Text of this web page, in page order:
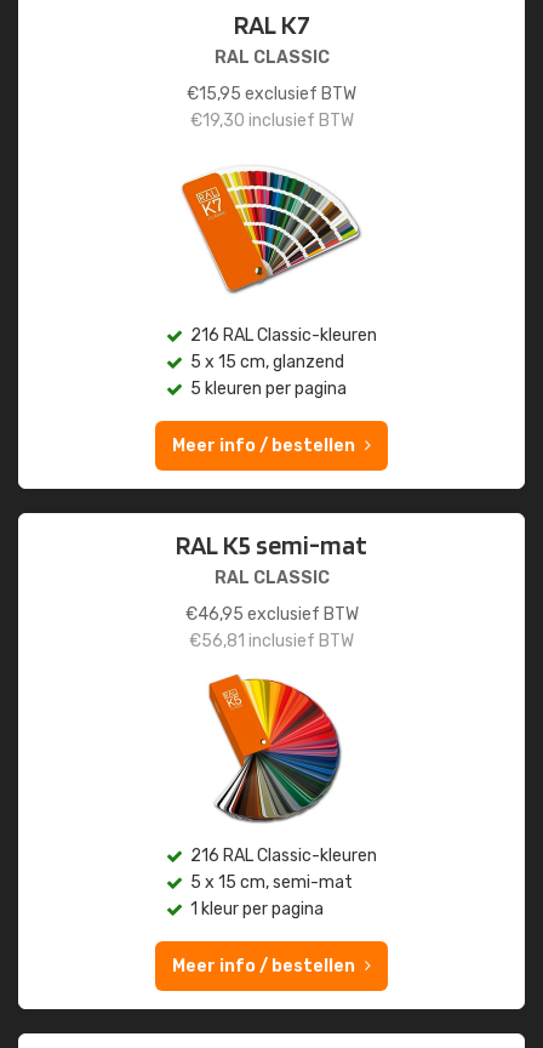
RAL K7
RAL CLASSIC
€15,95 exclusief BTW
€19,30 inclusief BTW
216 RAL Classic-kleuren
5 x 15 cm, glanzend
5 kleuren per pagina
Meer info / bestellen
RAL K5 semi-mat
RAL CLASSIC
€46,95 exclusief BTW
€56,81 inclusief BTW
216 RAL Classic-kleuren
5 x 15 cm, semi-mat
1 kleur per pagina
Meer info / bestellen